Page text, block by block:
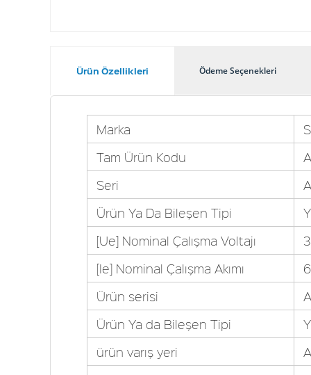
Ürün Özellikleri Ödeme Seçenekleri
Marka
Tam Ürün Kodu
Seri
Ürün Ya Da Bileşen Tipi
[Ue] Nominal Çalışma Voltajı
[Ie] Nominal Çalışma Akımı
Ürün serisi
Ürün Ya da Bileşen Tipi
ürün varış yeri